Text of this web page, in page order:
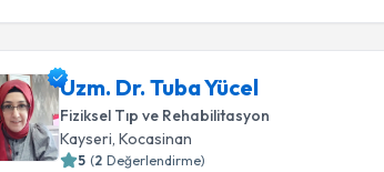
Uzm. Dr. Tuba Yücel
Fiziksel Tıp ve Rehabilitasyon
Kayseri, Kocasinan
5 (2 Değerlendirme)